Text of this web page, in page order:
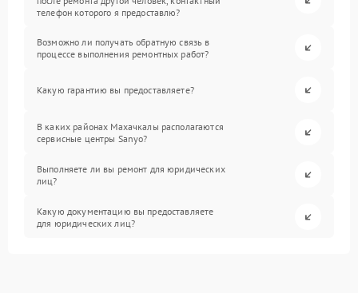
телефон которого я предоставлю?
Возможно ли получать обратную связь в
процессе выполнения ремонтных работ?
Какую гарантию вы предоставляете?
В каких районах Махачкалы располагаются
сервисные центры Sanyo?
Выполняете ли вы ремонт для юридических
лиц?
Какую документацию вы предоставляете
для юридических лиц?